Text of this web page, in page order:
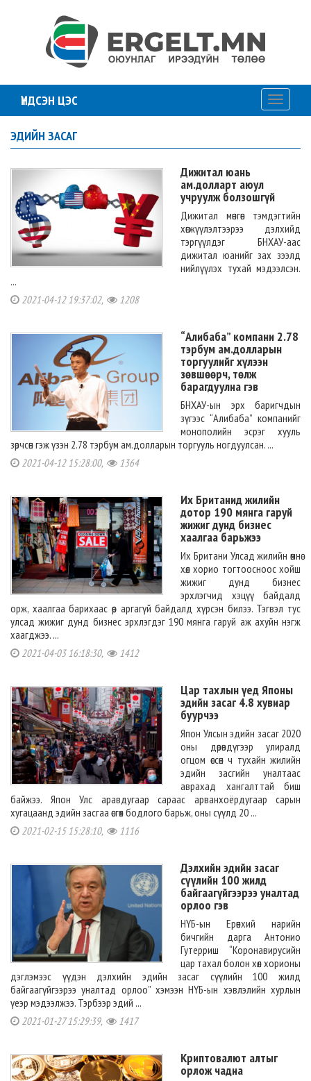
ҮНДСЭН ЦЭС
Toggle
ЭДИЙН ЗАСАГ
Дижитал юань
ам.долларт аюул
учруулж болзошгүй
Дижитал мөнгөн тэмдэгтийн
хөгжүүлэлтээрээ дэлхийд
тэргүүлдэг БНХАУ-аас
дижитал юанийг зах зээлд
нийлүүлэх тухай мэдээлсэн.
...
2021-04-12 19:37:02, 1208
“Алибаба” компани 2.78
тэрбум ам.долларын
торгуулийг хүлээн
зөвшөөрч, төлж
барагдуулна гэв
БНХАУ-ын эрх баригчдын
зүгээс “Алибаба” компанийг
монополийн эсрэг хууль
зөрчсөн гэж үзэн 2.78 тэрбум ам.долларын торгууль ногдуулсан. ...
2021-04-12 15:28:00, 1364
Их Британид жилийн
дотор 190 мянга гаруй
жижиг дунд бизнес
хаалгаа барьжээ
Их Британи Улсад жилийн өмнө
хөл хорио тогтоосноос хойш
жижиг дунд бизнес
эрхлэгчид хэцүү байдалд
орж, хаалгаа барихаас өөр аргагүй байдалд хүрсэн билээ. Тэгвэл тус
улсад жижиг дунд бизнес эрхлэгдэг 190 мянга гаруй аж ахуйн нэгж
хаагджээ. ...
2021-04-03 16:18:30, 1412
Цар тахлын үед Японы
эдийн засаг 4.8 хувиар
буурчээ
Япон Улсын эдийн засаг 2020
оны дөрөвдүгээр улиралд
огцом өссөн ч тухайн жилийн
эдийн засгийн уналтаас
аврахад хангалттай биш
байжээ. Япон Улс аравдугаар сараас арванхоёрдугаар сарын
хугацаанд эдийн засгаа өсгөх бодлого барьж, оны сүүлд 20 ...
2021-02-15 15:28:10, 1116
Дэлхийн эдийн засаг
сүүлийн 100 жилд
байгаагүйгээрээ уналтад
орлоо гэв
НҮБ-ын Ерөнхий нарийн
бичгийн дарга Антонио
Гутерриш “Коронавирусийн
цар тахал болон хөл хорионы
дэглэмээс үүдэн дэлхийн эдийн засаг сүүлийн 100 жилд
байгаагүйгээрээ уналтад орлоо” хэмээн НҮБ-ын хэвлэлийн хурлын
үеэр мэдээлжээ. Тэрбээр эдий ...
2021-01-27 15:29:39, 1417
Криптовалют алтыг
орлож чадна